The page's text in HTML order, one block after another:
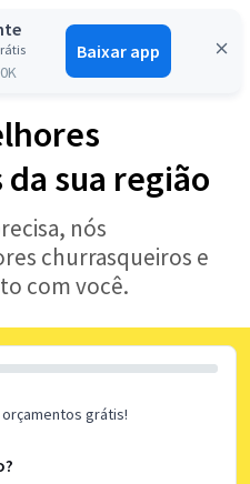
Baixar app
Entrar
sua região
nós
churrasqueiros e
com você.
grátis!